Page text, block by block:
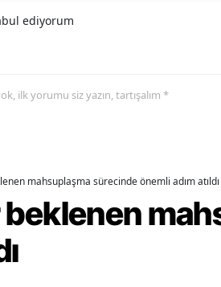
ediyorum
ilk yorumu siz yazın, tartışalım *
mahsuplaşma sürecinde önemli adım atıldı
beklenen